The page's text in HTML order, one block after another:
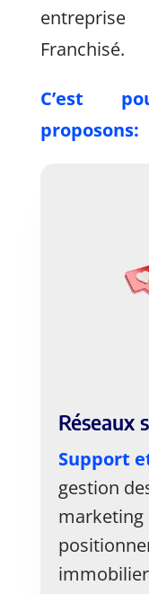
Franchisé.
C’est
proposons:
Réseaux
Support
gestion
marketing